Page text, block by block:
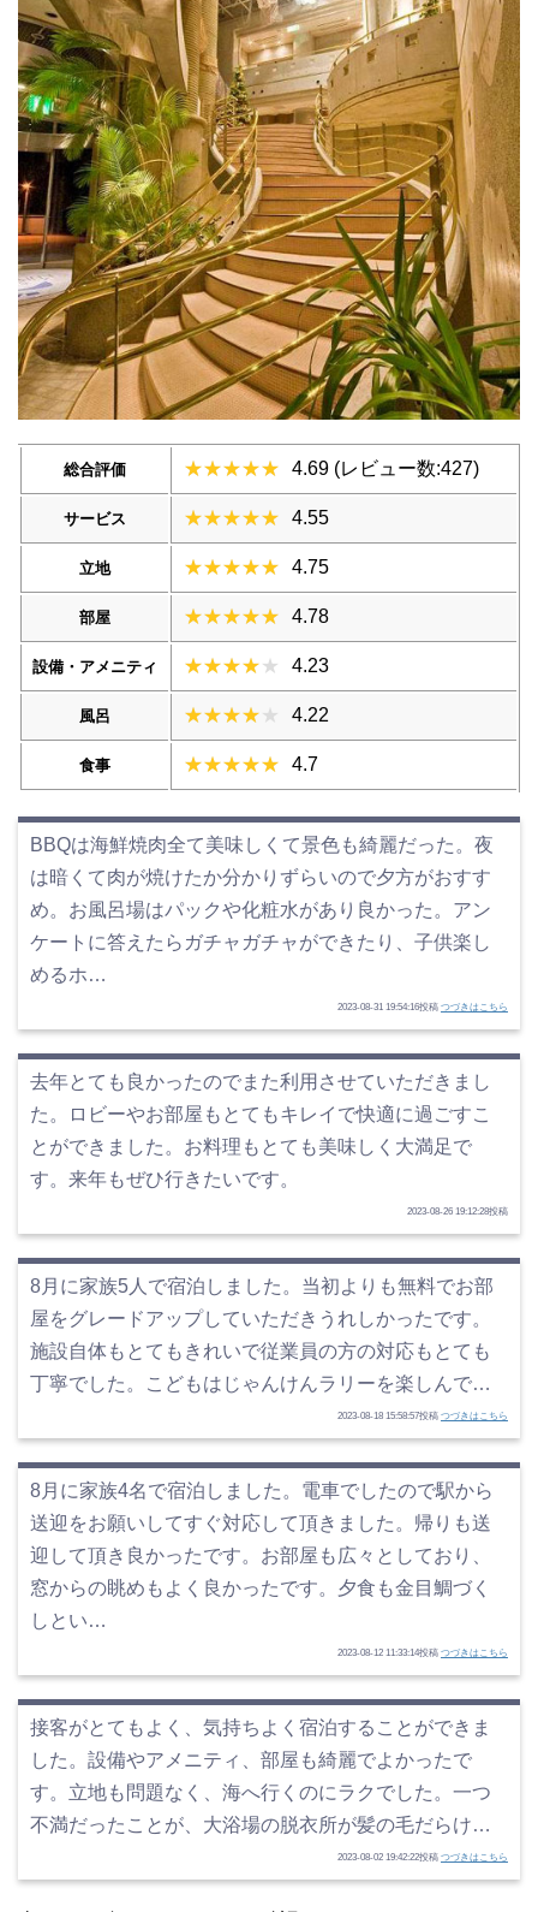
総合評価 4.69 (レビュー数:427)
サービス 4.55
立地 4.75
部屋 4.78
設備・アメニティ 4.23
風呂 4.22
食事 4.7
BBQは海鮮焼肉全て美味しくて景色も綺麗だった。夜
は暗くて肉が焼けたか分かりずらいので夕方がおすす
め。お風呂場はパックや化粧水があり良かった。アン
ケートに答えたらガチャガチャができたり、子供楽し
めるホ…
2023-08-31 19:54:16投稿 つづきはこちら
去年とても良かったのでまた利用させていただきまし
た。ロビーやお部屋もとてもキレイで快適に過ごすこ
とができました。お料理もとても美味しく大満足で
す。来年もぜひ行きたいです。
2023-08-26 19:12:28投稿
8月に家族5人で宿泊しました。当初よりも無料でお部
屋をグレードアップしていただきうれしかったです。
施設自体もとてもきれいで従業員の方の対応もとても
丁寧でした。こどもはじゃんけんラリーを楽しんで…
2023-08-18 15:58:57投稿 つづきはこちら
8月に家族4名で宿泊しました。電車でしたので駅から
送迎をお願いしてすぐ対応して頂きました。帰りも送
迎して頂き良かったです。お部屋も広々としており、
窓からの眺めもよく良かったです。夕食も金目鯛づく
しとい…
2023-08-12 11:33:14投稿 つづきはこちら
接客がとてもよく、気持ちよく宿泊することができま
した。設備やアメニティ、部屋も綺麗でよかったで
す。立地も問題なく、海へ行くのにラクでした。一つ
不満だったことが、大浴場の脱衣所が髪の毛だらけ…
2023-08-02 19:42:22投稿 つづきはこちら